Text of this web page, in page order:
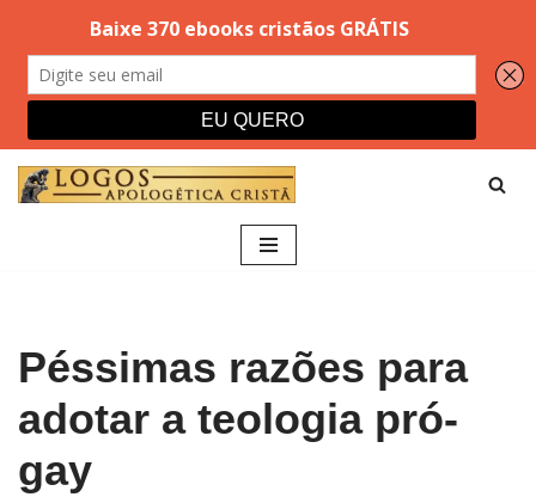
Péssimas razões para
adotar a teologia pró-
gay